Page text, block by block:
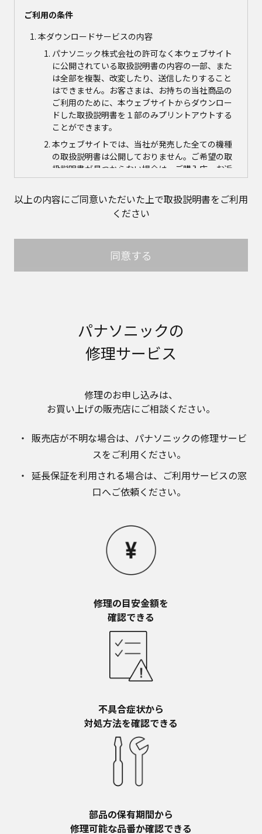
ご利用の条件
本ダウンロードサービスの内容
パナソニック株式会社の許可なく本ウェブサイト
に公開されている取扱説明書の内容の一部、また
は全部を複製、改変したり、送信したりすること
はできません。お客さまは、お持ちの当社商品の
ご利用のために、本ウェブサイトからダウンロー
ドした取扱説明書を１部のみプリントアウトする
ことができます。
本ウェブサイトでは、当社が発売した全ての機種
の取扱説明書は公開しておりません。ご希望の取
扱説明書が見つからない場合は、ご購入店、お近
くの当社商品の取扱店、または当社サービス会社
に直接お問い合わせの上、ご購入いただきますよ
うお願いいたします。ただし、商品自体の生産中
止などの理由により、当該商品につき取扱説明書
めご了承ください。
本ウェブサイトに公開されている取扱説明書の対
象商品が生産中止などの理由でご購入できない場
のお取り扱いについて。パナソニック株式会社お
内容を、ご相談への対応や修理、その確認などの
する場合や正当な理由がある場合を除き、第三者
に提供しません。お問い合わせは、ご相談された
窓口にご連絡ください。
書は、原則として商品が発売された当初のものを
掲載しています。したがいまして、会社名やお客
があります。また、本ウェブサイトに公開されて
いる説明書の記載内容と、お客様がお持ちの商品
いる取扱説明書の内容とお手持ちの商品の仕様に
相違がある場合は、ご購入店、お近くの当社商品
の取扱店、または当社サービス会社に直接お問い
合わせください。また、商品に同梱される取扱説
明書が改訂されている場合、当社の選択により、
ウェブサイトに掲載する場合もあります。ただ
し、本ウェブサイトに公開されている取扱説明書
は、商品本体に同梱する取扱説明書の変更の度に
修正・更新するものではありません。
商品には、取扱説明書を補足する操作ガイドなど
の印刷物が同梱されていることがありますが、本
ウェブサイトではそれらの印刷物は公開しており
商品ご使用時の安全上のご注意については、取扱
説明書に記載または別途同梱の別紙にてお客様に
ご提供しておりますが、本ウェブサイトでは別紙
にて提供している情報は公開しておりません。
取扱説明書中に記載する安全上のご注意は、法的
開されている取扱説明書に記載の安全上のご注意
についてのご質問等がありましたら、ご購入店、
以上の内容にご同意いただいた上で取扱説明書をご利用
ください
同意する
パナソニックの
修理サービス
修理のお申し込みは、​
お買い上げの販売店にご相談ください。​
販売店が不明な場合は、​パナソニックの修理サービ
スをご利用ください。​
延長保証を利用される場合は、​ご利用サービスの窓
口へご依頼ください。
修理の目安金額を​
確認できる
不具合症状から​
対処方法を確認できる
部品の保有期間から​
修理可能な品番か確認できる